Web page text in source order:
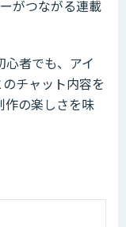
がつながる連載
者でも、アイ
チャット内容を
作の楽しさを味